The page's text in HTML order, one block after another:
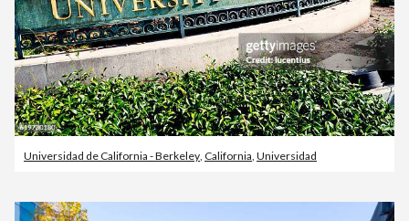
Universidad de California - Berkeley, California, Universidad